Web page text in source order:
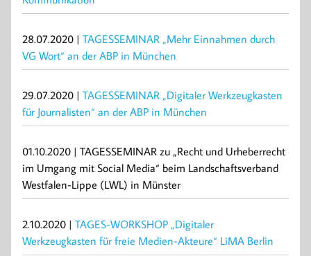
28.07.2020 | TAGESSEMINAR „Mehr Einnahmen durch
VG Wort“ an der ABP in München
29.07.2020 | TAGESSEMINAR „Digitaler Werkzeugkasten
für Journalisten“ an der ABP in München
01.10.2020 | TAGESSEMINAR zu „Recht und Urheberrecht
im Umgang mit Social Media“ beim Landschaftsverband
Westfalen-Lippe (LWL) in Münster
2.10.2020 | TAGES-WORKSHOP „Digitaler
Werkzeugkasten für freie Medien-Akteure“ LiMA Berlin